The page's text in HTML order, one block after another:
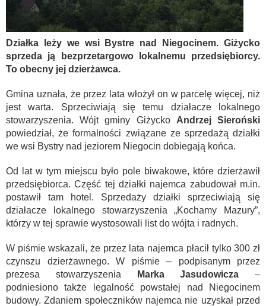
Działka leży we wsi Bystre nad Niegocinem. Giżycko
sprzeda ją bezprzetargowo lokalnemu przedsiębiorcy.
To obecny jej dzierżawca.
Gmina uznała, że przez lata włożył on w parcelę więcej, niż
jest warta. Sprzeciwiają się temu działacze lokalnego
stowarzyszenia. Wójt gminy Giżycko Andrzej Sieroński
powiedział, że formalności związane ze sprzedażą działki
we wsi Bystry nad jeziorem Niegocin dobiegają końca.
Od lat w tym miejscu było pole biwakowe, które dzierżawił
przedsiębiorca. Część tej działki najemca zabudował m.in.
postawił tam hotel. Sprzedaży działki sprzeciwiają się
działacze lokalnego stowarzyszenia „Kochamy Mazury”,
którzy w tej sprawie wystosowali list do wójta i radnych.
W piśmie wskazali, że przez lata najemca płacił tylko 300 zł
czynszu dzierżawnego. W piśmie – podpisanym przez
prezesa stowarzyszenia
Marka Jasudowicza –
podniesiono także legalność powstałej nad Niegocinem
budowy. Zdaniem społeczników najemca nie uzyskał przed